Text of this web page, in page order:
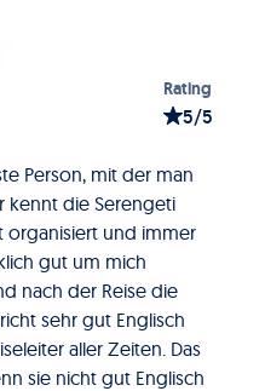
Rating
5/5
Person, mit der man
kennt die Serengeti
organisiert und immer
gut um mich
nach der Reise die
sehr gut Englisch
aller Zeiten. Das
sie nicht gut Englisch